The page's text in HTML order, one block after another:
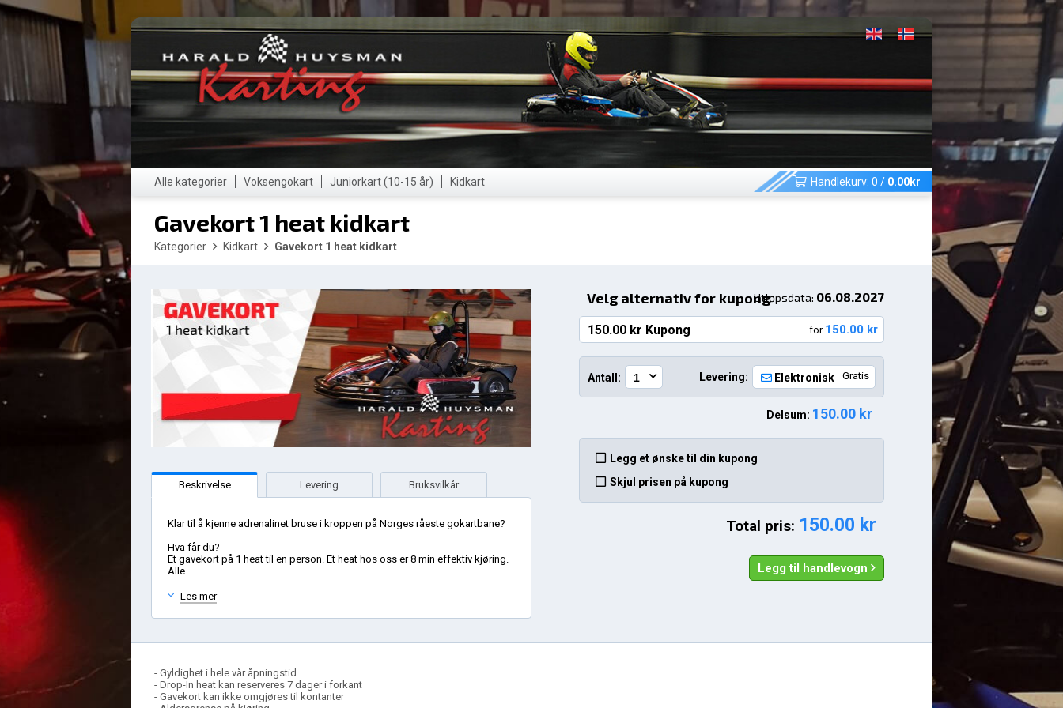
Alle kategorier Voksengokart Juniorkart (10-15 år) Kidkart Handlekurv: 0 / 0.00kr
Gavekort 1 heat kidkart
Kategorier Kidkart Gavekort 1 heat kidkart
Beskrivelse Levering Bruksvilkår
Klar til å kjenne adrenalinet bruse i kroppen på Norges råeste gokartbane?
Hva får du?
Et gavekort på 1 heat til en person. Et heat hos oss er 8 min effektiv kjøring.
Alle...
Les mer
Velg alternativ for kupongUtløpsdata: 06.08.2027
150.00 kr Kupong for 150.00 kr
Antall: Levering: Elektronisk Gratis
Delsum: 150.00 kr
Legg et ønske til din kupong
Skjul prisen på kupong
Total pris: 150.00 kr
Legg til handlevogn
- Gyldighet i hele vår åpningstid
- Drop-In heat kan reserveres 7 dager i forkant
- Gavekort kan ikke omgjøres til kontanter